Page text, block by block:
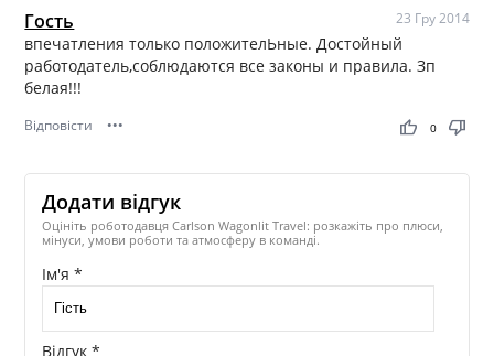
Гость 23 Гру 2014
впечатления только положителЬные. Достойный
работодатель,соблюдаются все законы и правила. Зп
белая!!!
Відповісти ••• thumb_up thumb_down
0
Додати відгук
Оцініть роботодавця Carlson Wagonlit Travel: розкажіть про плюси,
мінуси, умови роботи та атмосферу в команді.
Ім'я *
Відгук *